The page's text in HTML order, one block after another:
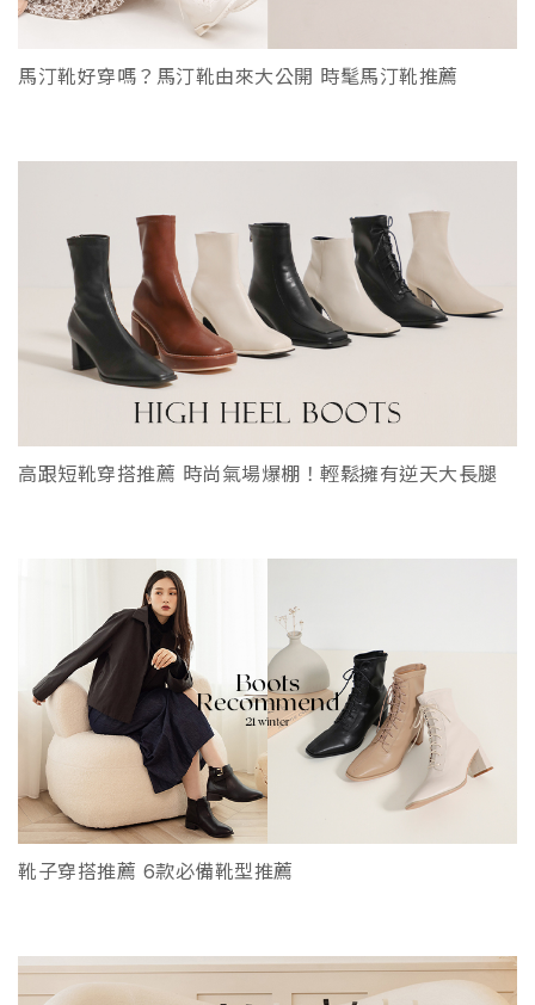
馬汀靴好穿嗎？馬汀靴由來大公開 時髦馬汀靴推薦
高跟短靴穿搭推薦 時尚氣場爆棚！輕鬆擁有逆天大長腿
靴子穿搭推薦 6款必備靴型推薦